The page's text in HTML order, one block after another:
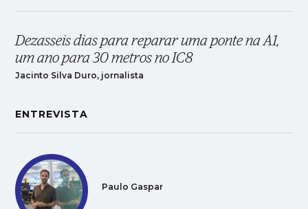
Dezasseis dias para reparar uma ponte na A1,
um ano para 30 metros no IC8
Jacinto Silva Duro, jornalista
ENTREVISTA
Paulo Gaspar